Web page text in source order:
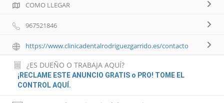
COMO LLEGAR
967521846
https://www.clinicadentalrodriguezgarrido.es/contacto
¿ES DUEÑO O TRABAJA AQUÍ?
¡RECLAME ESTE ANUNCIO GRATIS o PRO! TOME EL
CONTROL AQUÍ.